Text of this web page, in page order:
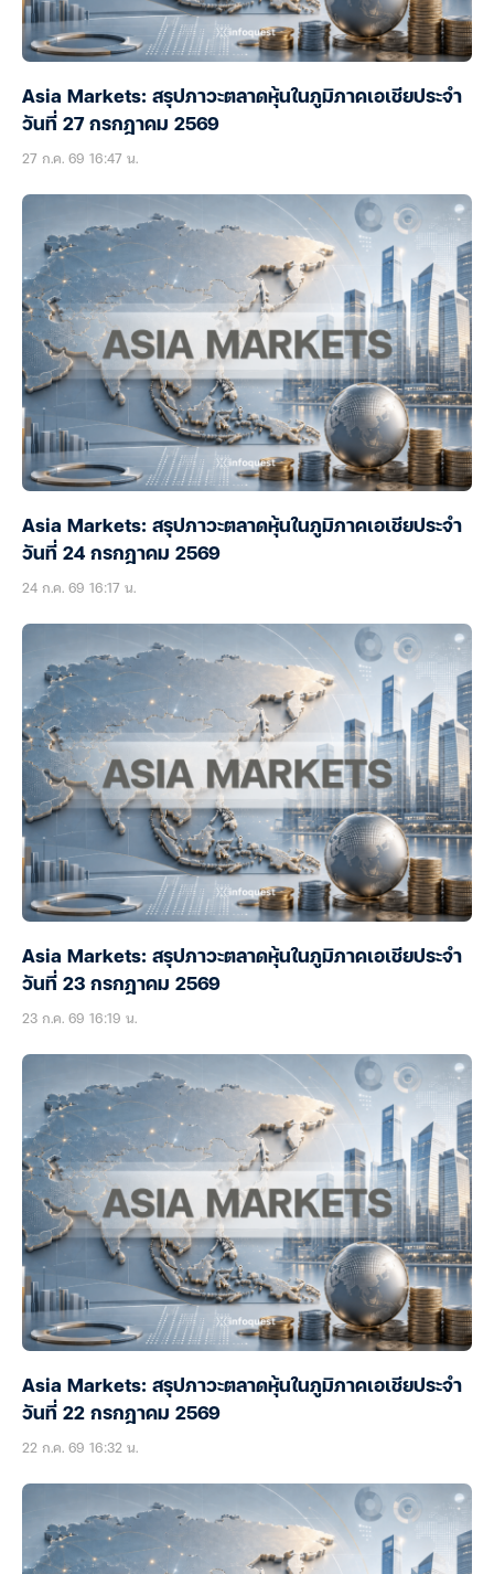
Asia Markets: สรุปภาวะตลาดหุ้นในภูมิภาคเอเชียประจำ
วันที่ 27 กรกฎาคม 2569
27 ก.ค. 69 16:47 น.
Asia Markets: สรุปภาวะตลาดหุ้นในภูมิภาคเอเชียประจำ
วันที่ 24 กรกฎาคม 2569
24 ก.ค. 69 16:17 น.
Asia Markets: สรุปภาวะตลาดหุ้นในภูมิภาคเอเชียประจำ
วันที่ 23 กรกฎาคม 2569
23 ก.ค. 69 16:19 น.
Asia Markets: สรุปภาวะตลาดหุ้นในภูมิภาคเอเชียประจำ
วันที่ 22 กรกฎาคม 2569
22 ก.ค. 69 16:32 น.